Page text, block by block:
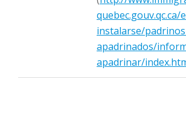
instalarse/
apadrinados/
apadrinar/